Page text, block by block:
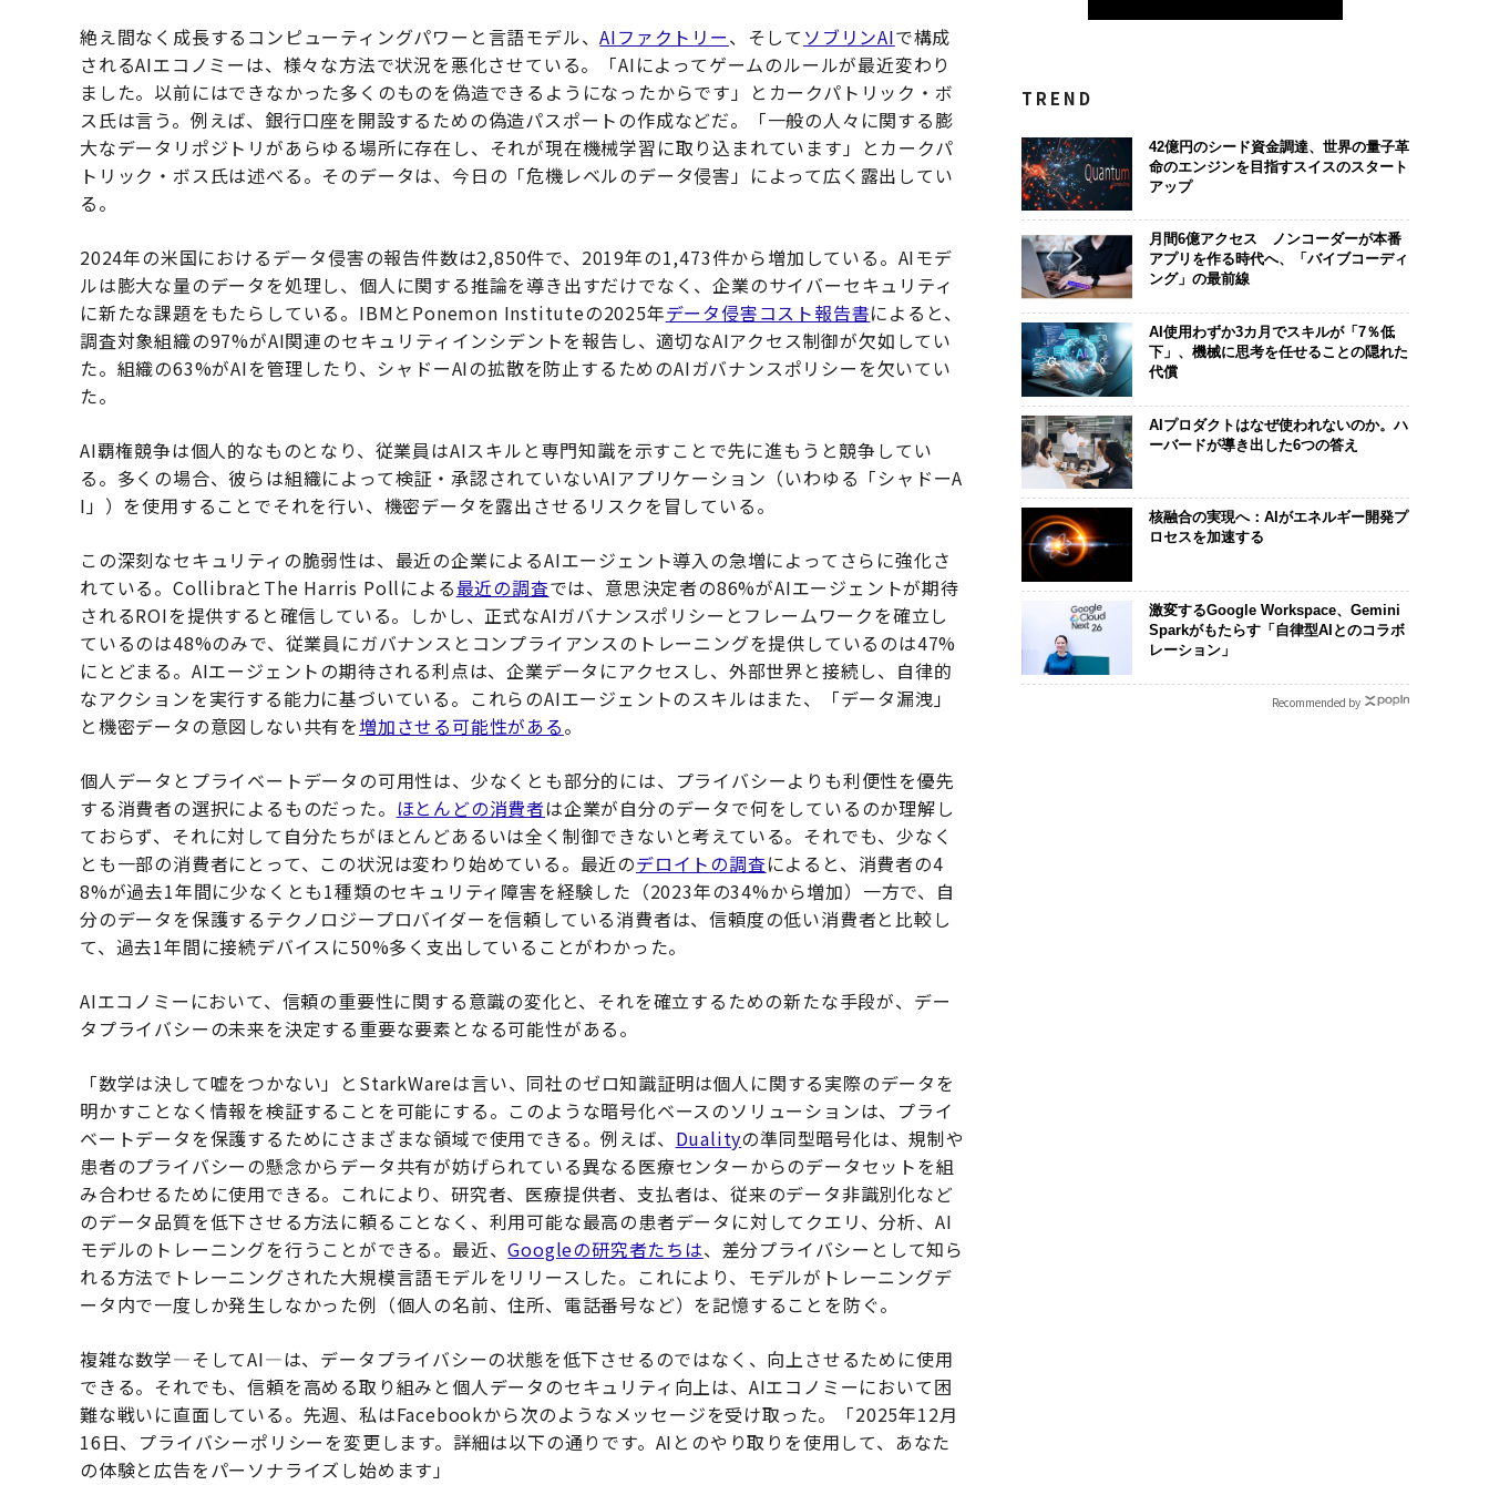
絶え間なく成長するコンピューティングパワーと言語モデル、AIファクトリー、そして ソブリンAIで構成
されるAIエコノミーは、様々な方法で状況を悪化させている。「AIによってゲームのルールが最近変わり
ました。以前にはできなかった多くのものを偽造できるようになったからです」とカークパトリック・ボ
ス氏は言う。例えば、銀行口座を開設するための偽造パスポートの作成などだ。「一般の人々に関する膨
大なデータリポジトリがあらゆる場所に存在し、それが現在機械学習に取り込まれています」とカークパ
トリック・ボス氏は述べる。そのデータは、今日の「危機レベルのデータ侵害」によって広く露出してい
る。
2024年の米国におけるデータ侵害の報告件数は2,850件で、2019年の1,473件から増加している。AIモデ
ルは膨大な量のデータを処理し、個人に関する推論を導き出すだけでなく、企業のサイバーセキュリティ
に新たな課題をもたらしている。IBMとPonemon Instituteの2025年データ侵害コスト報告書によると、
調査対象組織の97%がAI関連のセキュリティインシデントを報告し、適切なAIアクセス制御が欠如してい
た。組織の63%がAIを管理したり、シャドーAIの拡散を防止するためのAIガバナンスポリシーを欠いてい
た。
AI覇権競争は個人的なものとなり、従業員はAIスキルと専門知識を示すことで先に進もうと競争してい
る。多くの場合、彼らは組織によって検証・承認されていないAIアプリケーション（いわゆる「シャドーA
I」）を使用することでそれを行い、機密データを露出させるリスクを冒している。
この深刻なセキュリティの脆弱性は、最近の企業によるAIエージェント導入の急増によってさらに強化さ
れている。CollibraとThe Harris Pollによる最近の調査では、意思決定者の86%がAIエージェントが期待
されるROIを提供すると確信している。しかし、正式なAIガバナンスポリシーとフレームワークを確立し
ているのは48%のみで、従業員にガバナンスとコンプライアンスのトレーニングを提供しているのは47%
にとどまる。AIエージェントの期待される利点は、企業データにアクセスし、外部世界と接続し、自律的
なアクションを実行する能力に基づいている。これらのAIエージェントのスキルはまた、「データ漏洩」
と機密データの意図しない共有を増加させる可能性がある。
個人データとプライベートデータの可用性は、少なくとも部分的には、プライバシーよりも利便性を優先
する消費者の選択によるものだった。 ほとんどの消費者は企業が自分のデータで何をしているのか理解し
ておらず、それに対して自分たちがほとんどあるいは全く制御できないと考えている。それでも、少なく
とも一部の消費者にとって、この状況は変わり始めている。最近のデロイトの調査によると、消費者の4
8%が過去1年間に少なくとも1種類のセキュリティ障害を経験した（2023年の34%から増加）一方で、自
分のデータを保護するテクノロジープロバイダーを信頼している消費者は、信頼度の低い消費者と比較し
て、過去1年間に接続デバイスに50%多く支出していることがわかった。
AIエコノミーにおいて、信頼の重要性に関する意識の変化と、それを確立するための新たな手段が、デー
タプライバシーの未来を決定する重要な要素となる可能性がある。
「数学は決して嘘をつかない」とStarkWareは言い、同社のゼロ知識証明は個人に関する実際のデータを
明かすことなく情報を検証することを可能にする。このような暗号化ベースのソリューションは、プライ
ベートデータを保護するためにさまざまな領域で使用できる。例えば、 Dualityの準同型暗号化は、規制や
患者のプライバシーの懸念からデータ共有が妨げられている異なる医療センターからのデータセットを組
み合わせるために使用できる。これにより、研究者、医療提供者、支払者は、従来のデータ非識別化など
のデータ品質を低下させる方法に頼ることなく、利用可能な最高の患者データに対してクエリ、分析、AI
モデルのトレーニングを行うことができる。最近、Googleの研究者たちは、差分プライバシーとして知ら
れる方法でトレーニングされた大規模言語モデルをリリースした。これにより、モデルがトレーニングデ
ータ内で一度しか発生しなかった例（個人の名前、住所、電話番号など）を記憶することを防ぐ。
複雑な数学—そしてAI—は、データプライバシーの状態を低下させるのではなく、向上させるために使用
できる。それでも、信頼を高める取り組みと個人データのセキュリティ向上は、AIエコノミーにおいて困
難な戦いに直面している。先週、私はFacebookから次のようなメッセージを受け取った。「2025年12月
16日、プライバシーポリシーを変更します。詳細は以下の通りです。AIとのやり取りを使用して、あなた
の体験と広告をパーソナライズし始めます」
TREND
42億円のシード資金調達、世界の量子革
命のエンジンを目指すスイスのスタート
アップ
月間6億アクセス ノンコーダーが本番
アプリを作る時代へ、「バイブコーディ
ング」の最前線
AI使用わずか3カ月でスキルが「7％低
下」、機械に思考を任せることの隠れた
代償
AIプロダクトはなぜ使われないのか。ハ
ーバードが導き出した6つの答え
核融合の実現へ：AIがエネルギー開発プ
ロセスを加速する
激変するGoogle Workspace、Gemini
Sparkがもたらす「自律型AIとのコラボ
レーション」
Recommended by